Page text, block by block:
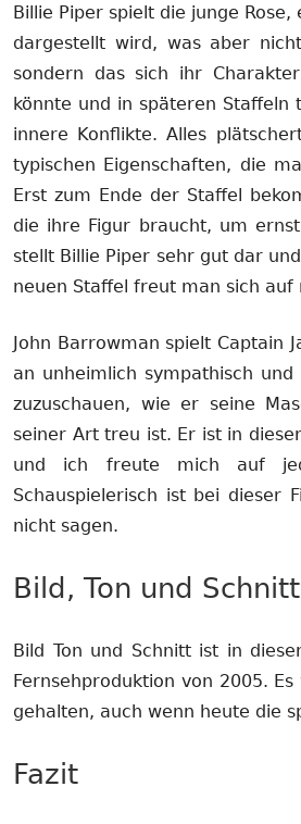
Billie Piper spielt die junge
dargestellt wird, was aber
sondern das sich ihr
könnte und in späteren
innere Konflikte. Alles
typischen Eigenschaften, die
Erst zum Ende der Staffel
die ihre Figur braucht, um
stellt Billie Piper sehr gut dar
neuen Staffel freut man sich auf
John Barrowman spielt Captain
an unheimlich sympathisch
zuzuschauen, wie er seine
seiner Art treu ist. Er ist in
und ich freute mich auf
Schauspielerisch ist bei dieser
nicht sagen.
Bild, Ton und Schnitt
Bild Ton und Schnitt ist in
Fernsehproduktion von 2005.
gehalten, auch wenn heute die
Fazit